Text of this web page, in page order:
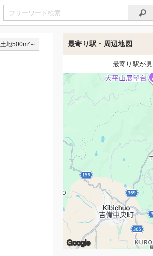
土地500m²～ 最寄り駅・周辺地図
最寄り駅が
Google